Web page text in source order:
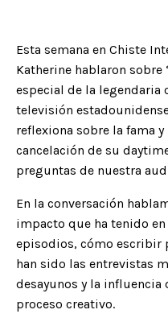
Esta semana en Chiste
Katherine hablaron sobre
especial de la legendaria
televisión
reflexiona sobre la fama
cancelación de su
preguntas de nuestra
En la conversación
impacto que ha tenido
episodios, cómo escribir
han sido las entrevistas
desayunos y la influencia
proceso creativo.